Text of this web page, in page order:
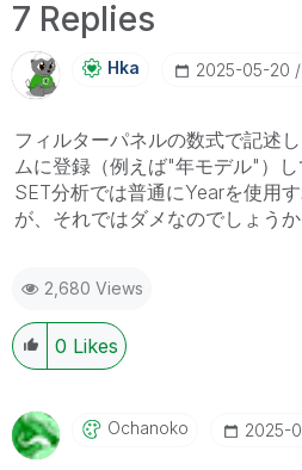
7 Replies
Hka ‎2025-05-20
フィルターパネルの数式で記述
ムに登録（例えば"年モデル"）し
SET分析では普通にYearを使用
が、それではダメなのでしょうか
2,680 Views
0 Likes
Ochanoko ‎2025-